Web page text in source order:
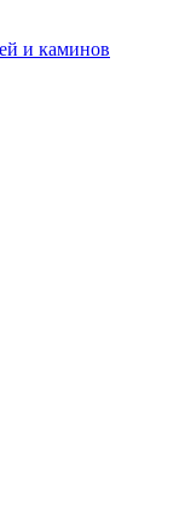
и каминов